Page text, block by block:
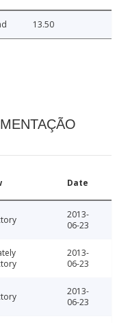
13.50
Date
2013-
06-23
2013-
06-23
2013-
06-23